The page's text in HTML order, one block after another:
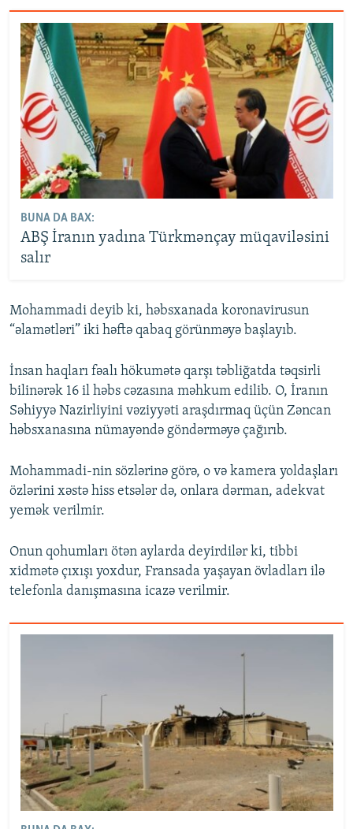
BUNA DA BAX:
ABŞ İranın yadına Türkmənçay müqaviləsini
salır
Mohammadi deyib ki, həbsxanada koronavirusun
“əlamətləri” iki həftə qabaq görünməyə başlayıb.
İnsan haqları fəalı hökumətə qarşı təbliğatda təqsirli
bilinərək 16 il həbs cəzasına məhkum edilib. O, İranın
Səhiyyə Nazirliyini vəziyyəti araşdırmaq üçün Zəncan
həbsxanasına nümayəndə göndərməyə çağırıb.
Mohammadi-nin sözlərinə görə, o və kamera yoldaşları
özlərini xəstə hiss etsələr də, onlara dərman, adekvat
yemək verilmir.
Onun qohumları ötən aylarda deyirdilər ki, tibbi
xidmətə çıxışı yoxdur, Fransada yaşayan övladları ilə
telefonla danışmasına icazə verilmir.